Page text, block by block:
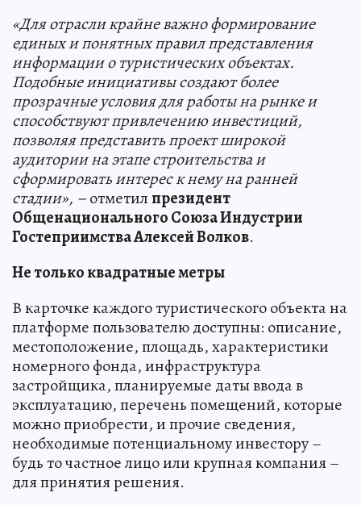
«Для отрасли крайне важно формирование
единых и понятных правил представления
информации о туристических объектах.
Подобные инициативы создают более
прозрачные условия для работы на рынке и
способствуют привлечению инвестиций,
позволяя представить проект широкой
аудитории на этапе строительства и
сформировать интерес к нему на ранней
стадии», –отметилпрезидент
Общенационального Союза Индустрии
Гостеприимства Алексей Волков.
Не только квадратные метры
В карточке каждого туристического объекта на
платформе пользователю доступны: описание,
местоположение, площадь, характеристики
номерного фонда, инфраструктура
застройщика, планируемые даты ввода в
эксплуатацию, перечень помещений, которые
можно приобрести, и прочие сведения,
необходимые потенциальному инвестору –
будь то частное лицо или крупная компания –
для принятия решения.